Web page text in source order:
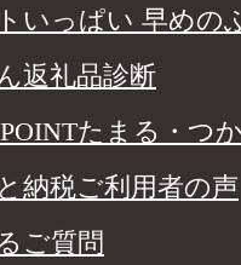
いっぱい 早めの
返礼品診断
たまる・つ
納税ご利用者の声
ご質問